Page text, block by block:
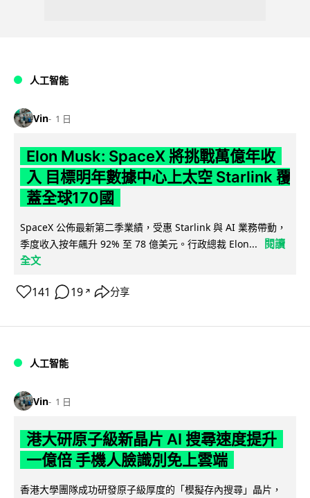
人工智能
Vin 1 日
Elon Musk: SpaceX 將挑戰萬億年收
入 目標明年數據中心上太空 Starlink 覆
蓋全球170國
SpaceX 公佈最新第二季業績，受惠 Starlink 與 AI 業務帶動，
季度收入按年飆升 92% 至 78 億美元。行政總裁 Elon...
閱讀
全文
141 19 ↗ 分享
人工智能
Vin 1 日
港大研原子級新晶片 AI 搜尋速度提升
一億倍 手機人臉識別免上雲端
香港大學團隊成功研發原子級厚度的「模擬存內搜尋」晶片，